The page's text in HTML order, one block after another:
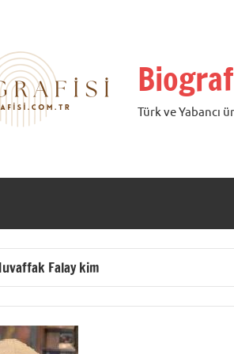
Türk ve Yabancı
Falay kim